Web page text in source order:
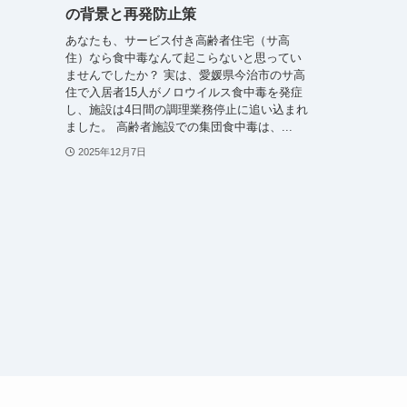
の背景と再発防止策
あなたも、サービス付き高齢者住宅（サ高
住）なら食中毒なんて起こらないと思ってい
ませんでしたか？ 実は、愛媛県今治市のサ高
住で入居者15人がノロウイルス食中毒を発症
し、施設は4日間の調理業務停止に追い込まれ
ました。 高齢者施設での集団食中毒は、...
2025年12月7日